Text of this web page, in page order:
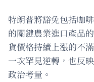
特朗普將豁免包括咖
的關鍵農業進口產品
貨價格持續上漲的不
一次罕見逆轉，也反
政治考量。